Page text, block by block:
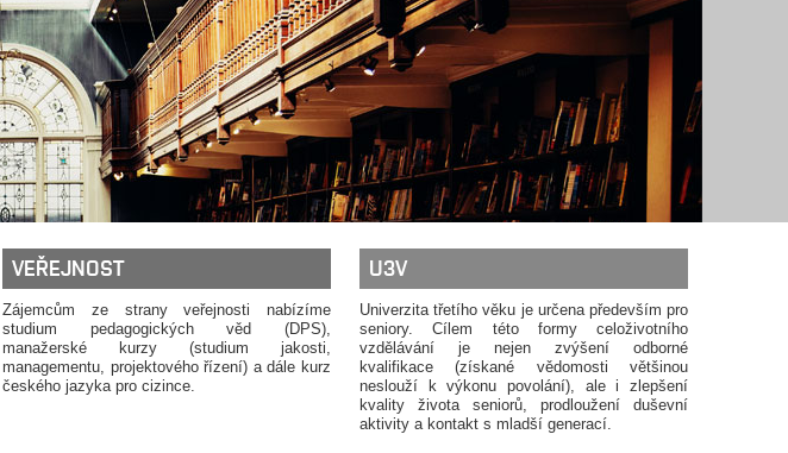
VEŘEJNOST
Zájemcům ze strany veřejnosti nabízíme
studium pedagogických věd (DPS),
manažerské kurzy (studium jakosti,
managementu, projektového řízení) a dále kurz
českého jazyka pro cizince.
U3V
Univerzita třetího věku je určena především pro
seniory. Cílem této formy celoživotního
vzdělávání je nejen zvýšení odborné
kvalifikace (získané vědomosti většinou
neslouží k výkonu povolání), ale i zlepšení
kvality života seniorů, prodloužení duševní
aktivity a kontakt s mladší generací.